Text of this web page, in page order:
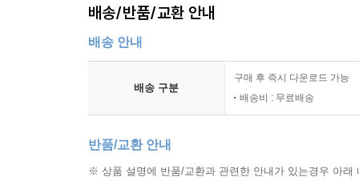
배송/반품/교환 안내
배송 안내
배송 구분
구매 후 즉시 다운로드 가능
배송비 : 무료배송
반품/교환 안내
※ 상품 설명에 반품/교환과 관련한 안내가 있는경우 아